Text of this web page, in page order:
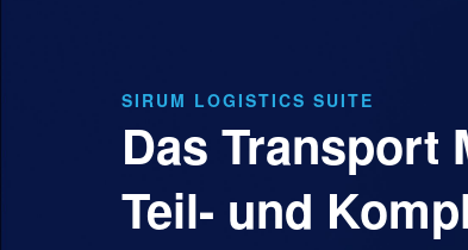
SIRUM LOGISTICS SUITE
Das Transport
Teil- und